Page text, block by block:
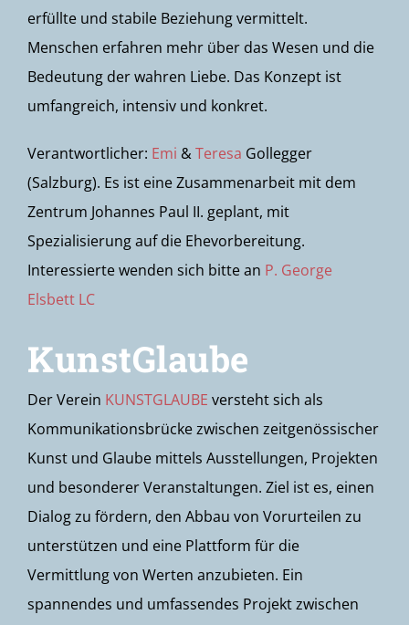
erfüllte und stabile Beziehung vermittelt.
Menschen erfahren mehr über das Wesen und die
Bedeutung der wahren Liebe. Das Konzept ist
umfangreich, intensiv und konkret.
Verantwortlicher: Emi &Teresa Gollegger
(Salzburg). Es ist eine Zusammenarbeit mit dem
Zentrum Johannes Paul II. geplant, mit
Spezialisierung auf die Ehevorbereitung.
Interessierte wenden sich bitte an P. George
Elsbett LC
KunstGlaube
Der Verein KUNSTGLAUBE versteht sich als
Kommunikationsbrücke zwischen zeitgenössischer
Kunst und Glaube mittels Ausstellungen, Projekten
und besonderer Veranstaltungen. Ziel ist es, einen
Dialog zu fördern, den Abbau von Vorurteilen zu
unterstützen und eine Plattform für die
Vermittlung von Werten anzubieten. Ein
spannendes und umfassendes Projekt zwischen